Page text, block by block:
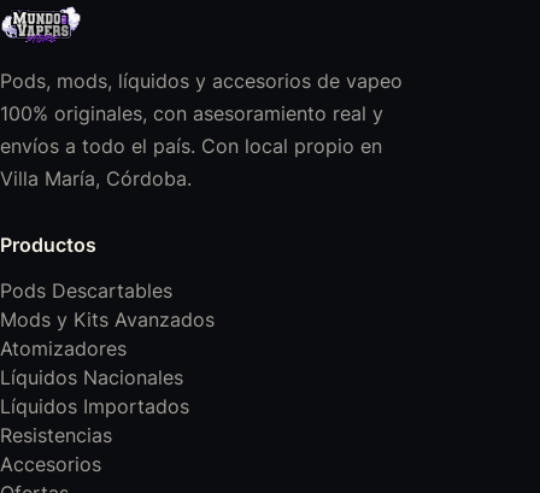
Pods, mods, líquidos y accesorios de vapeo
100% originales, con asesoramiento real y
envíos a todo el país. Con local propio en
Villa María, Córdoba.
Productos
Pods Descartables
Mods y Kits Avanzados
Atomizadores
Líquidos Nacionales
Líquidos Importados
Resistencias
Accesorios